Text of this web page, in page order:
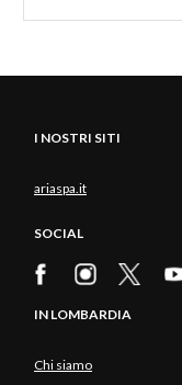
I NOSTRI SITI
ariaspa.it
SOCIAL
IN LOMBARDIA
Chi siamo